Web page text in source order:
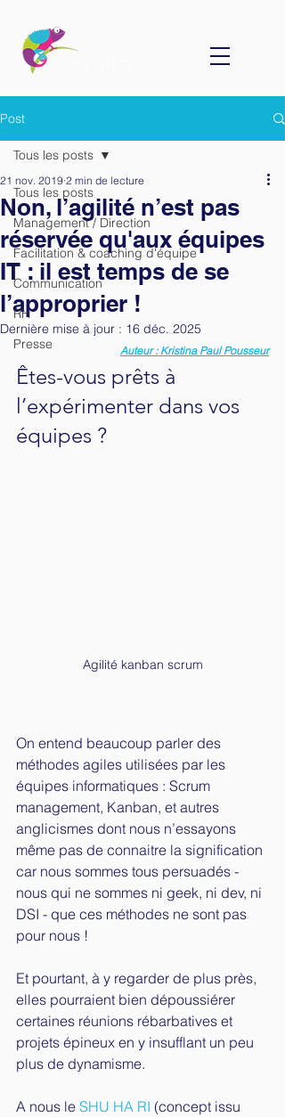
Post
Tous les posts
Management / Direction
Facilitation & coaching d'équipe
Communication
RH
Presse
Tous les posts
Non, l’agilité n’est pas
réservée qu'aux équipes
IT : il est temps de se
l’approprier !
21 nov. 2019 2 min de lecture
Dernière mise à jour : 16 déc. 2025
Auteur : Kristina Paul Pousseur
Êtes-vous prêts à
l’expérimenter dans vos
équipes ?
Agilité kanban scrum
On entend beaucoup parler des
méthodes agiles utilisées par les
équipes informatiques : Scrum
management, Kanban, et autres
anglicismes dont nous n’essayons
même pas de connaitre la signification
car nous sommes tous persuadés -
nous qui ne sommes ni geek, ni dev, ni
DSI - que ces méthodes ne sont pas
pour nous !
Et pourtant, à y regarder de plus près,
elles pourraient bien dépoussiérer
certaines réunions rébarbatives et
projets épineux en y insufflant un peu
plus de dynamisme.
A nous le SHU HA RI (concept issu